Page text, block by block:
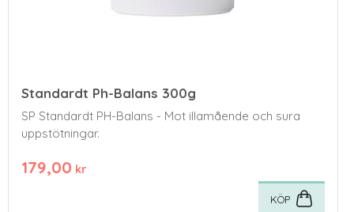
Standardt Ph-Balans 300g
​SP Standardt PH-Balans - Mot illamående och sura
uppstötningar.
179,00 kr
KÖP